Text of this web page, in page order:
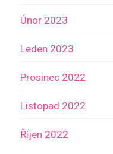
Únor 2023
Leden 2023
Prosinec 2022
Listopad 2022
Říjen 2022